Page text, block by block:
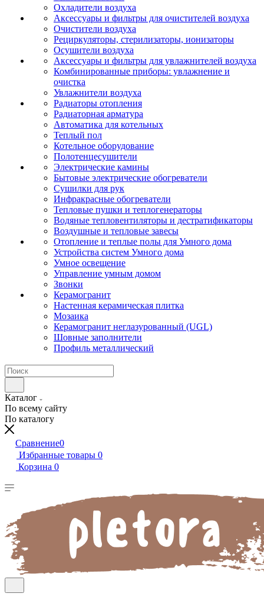
Охладители воздуха
Аксессуары и фильтры для очистителей воздуха
Очистители воздуха
Рециркуляторы, стерилизаторы, ионизаторы
Осушители воздуха
Аксессуары и фильтры для увлажнителей воздуха
Комбинированные приборы: увлажнение и
очистка
Увлажнители воздуха
Радиаторы отопления
Радиаторная арматура
Автоматика для котельных
Теплый пол
Котельное оборудование
Полотенцесушители
Электрические камины
Бытовые электрические обогреватели
Сушилки для рук
Инфракрасные обогреватели
Тепловые пушки и теплогенераторы
Водяные тепловентиляторы и дестратификаторы
Воздушные и тепловые завесы
Отопление и теплые полы для Умного дома
Устройства систем Умного дома
Умное освещение
Управление умным домом
Звонки
Керамогранит
Настенная керамическая плитка
Мозаика
Керамогранит неглазурованный (UGL)
Шовные заполнители
Профиль металлический
Каталог
По всему сайту
По каталогу
Сравнение0
Избранные товары 0
Корзина 0